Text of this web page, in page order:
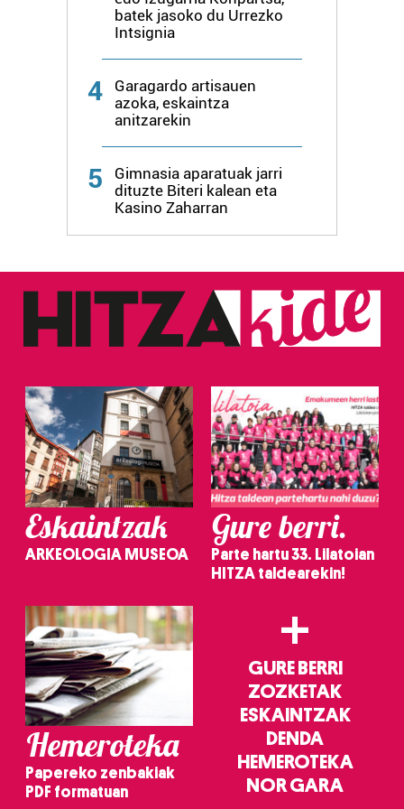
batek jasoko du Urrezko
Intsignia
4
Garagardo artisauen
azoka, eskaintza
anitzarekin
5
Gimnasia aparatuak jarri
dituzte Biteri kalean eta
Kasino Zaharran
Eskaintzak
ARKEOLOGIA MUSEOA
Gure berri.
Parte hartu 33. Lilatoian
HITZA taldearekin!
Hemeroteka
Papereko zenbakiak
PDF formatuan
+
GURE BERRI
ZOZKETAK
ESKAINTZAK
DENDA
HEMEROTEKA
NOR GARA